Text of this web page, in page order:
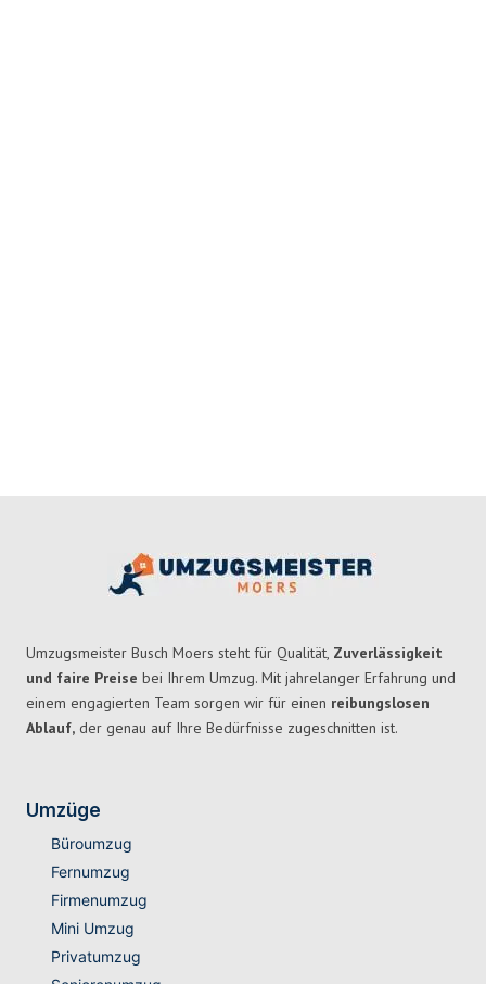
Umzugsmeister Busch Moers steht für Qualität, Zuverlässigkeit
und faire Preise bei Ihrem Umzug. Mit jahrelanger Erfahrung und
einem engagierten Team sorgen wir für einen reibungslosen
Ablauf, der genau auf Ihre Bedürfnisse zugeschnitten ist.
Umzüge
Büroumzug
Fernumzug
Firmenumzug
Mini Umzug
Privatumzug